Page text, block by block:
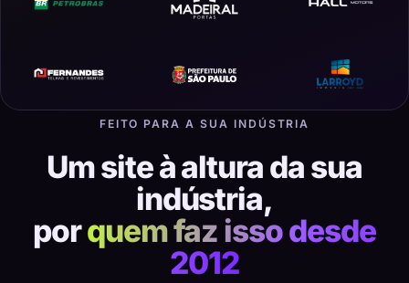
FEITO PARA A SUA INDÚSTRIA
Um site à altura da sua
indústria,
porquem faz isso desde
2012